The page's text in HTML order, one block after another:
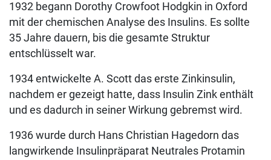
1932 begann Dorothy Crowfoot Hodgkin in Oxford
mit der chemischen Analyse des Insulins. Es sollte
35 Jahre dauern, bis die gesamte Struktur
entschlüsselt war.
1934 entwickelte A. Scott das erste Zinkinsulin,
nachdem er gezeigt hatte, dass Insulin Zink enthält
und es dadurch in seiner Wirkung gebremst wird.
1936 wurde durch Hans Christian Hagedorn das
langwirkende Insulinpräparat Neutrales Protamin